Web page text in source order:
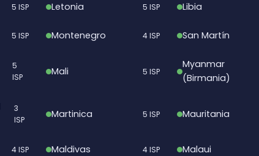
5 ISP Letonia 5 ISP Libia
5 ISP Montenegro 4 ISP San Martín
5
ISP
Mali 5 ISP
Myanmar
(Birmania)
3
ISP
Martinica 5 ISP Mauritania
4 ISP Maldivas 4 ISP Malaui